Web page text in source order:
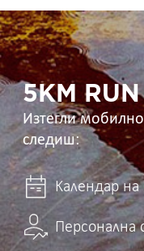
5KM
RUN
в
ръцете
ти 5KM
Изтегли
следиш:
Календар на
Персонална